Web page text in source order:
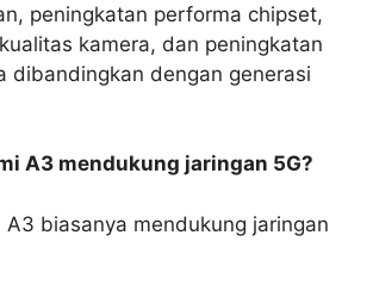
peningkatan performa chipset,
kamera, dan peningkatan
dibandingkan dengan generasi
A3 mendukung jaringan 5G?
A3 biasanya mendukung jaringan